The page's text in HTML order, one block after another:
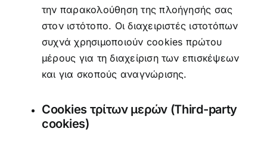
την παρακολούθηση της πλοήγησής σας
στον ιστότοπο. Οι διαχειριστές ιστοτόπων
συχνά χρησιμοποιούν cookies πρώτου
μέρους για τη διαχείριση των επισκέψεων
και για σκοπούς αναγνώρισης.
Cookies τρίτων μερών (Third-party
cookies)